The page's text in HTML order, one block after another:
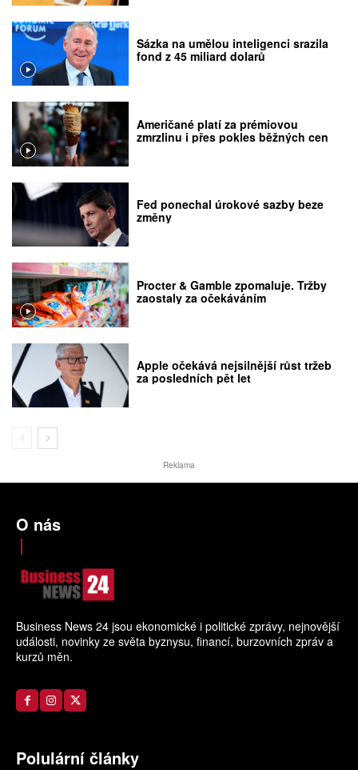
Sázka na umělou inteligenci srazila
fond z 45 miliard dolarů
Američané platí za prémiovou
zmrzlinu i přes pokles běžných cen
Fed ponechal úrokové sazby beze
změny
Procter & Gamble zpomaluje. Tržby
zaostaly za očekáváním
Apple očekává nejsilnější růst tržeb
za posledních pět let
Reklama
O nás
Business News 24 jsou ekonomické i politické zprávy, nejnovější
události, novinky ze světa byznysu, financí, burzovních zpráv a
kurzů měn.
Polulární články